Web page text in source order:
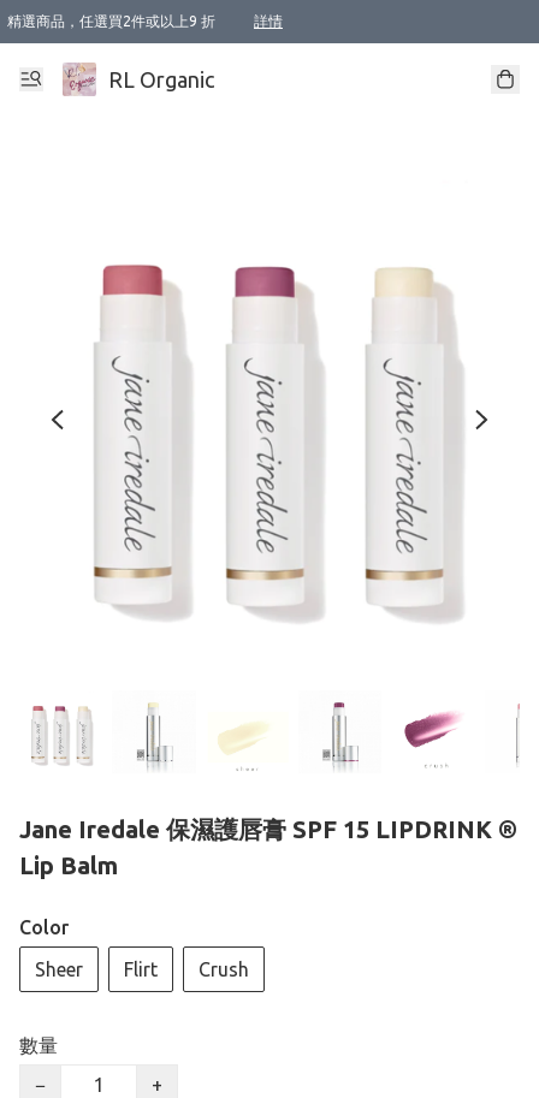
精選商品，任選買2件或以上9 折 詳情
XI周年優惠【新品自由選2件88折/3件85折】
XI周年優惠【Chakra 脈輪平衡自由選2件9折/3件85折/5件8折】
Florame 肌底自由選 2支9折 3支85折
XI周年優惠【蟲蟲退散 · 防衛結界﹞系列2件9折】
Sunki 任選2件95折
BIOFFICINA TOSCANA 任選2支9折 3支85折
Lamav 任選1件9折 2件85折
Mukti Organics 指定產品任選1件9折, 2件88折 3件85折
Intelligent Nutrients Skincare 任選2件9折
deodorant 任選2件88折
化妝品 任選2件95折
XI周年優惠【身心靈單品 任選2件9折/3件85折/5件8折】
XI周年優惠 【精油/香水 任選2件9折/3件85折/5件8折】
XI周年優惠【「關節到肌膚」全效養護 BODY OIL 組2件88折/3件85折】
XI周年優惠【夏日有機物理防曬套裝2件88折】
XI周年優惠【夏日潔面隨意選2件88折/3件85折】
XI周年優惠【逆齡奇蹟抗氧 11 自由選2件88折/3件85折/4件或以上8折】
新會員首次購物即享全單 95 折優惠！
成為VIP / VVIP 可享有生日月現金扣減獎賞優惠 !! 記得去賬户資料填上生日日期啦 !
選用順豐速運，滿$500 免運費
本地速遞 京東 送住宅/ 工商地址 $400 免運費
澳門訂單選用順豐速運，滿$800 免運費
RL Organic
Jane Iredale 保濕護唇膏 SPF 15 LIPDRINK ®
Lip Balm
Color
Sheer
Flirt Crush
數量
−
+